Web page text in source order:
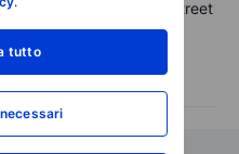
tutto
del mercato – Wall Street
storico mentre
sui titoli asiatici dei
4 agosto 2026